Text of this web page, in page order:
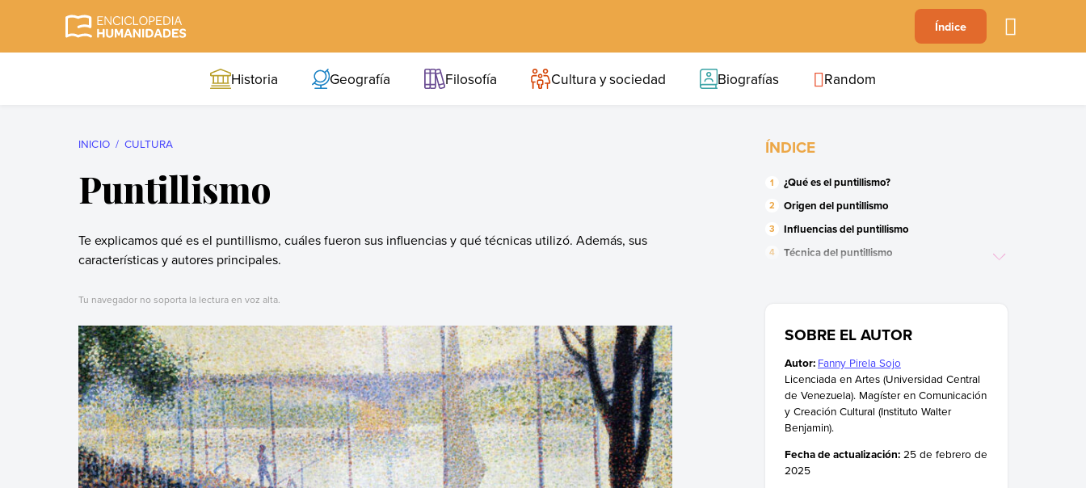
B C F
Índice
Historia Geografía Filosofía Cultura y sociedad Biografías Random
INICIO CULTURA
Puntillismo
Te explicamos qué es el puntillismo, cuáles fueron sus influencias y qué técnicas utilizó. Además, sus
características y autores principales.
Tu navegador no soporta la lectura en voz alta.
ÍNDICE
¿Qué es el puntillismo?
Origen del puntillismo
Influencias del puntillismo
Técnica del puntillismo
SOBRE EL AUTOR
Autor: Fanny Pirela Sojo
Licenciada en Artes (Universidad Central
de Venezuela). Magíster en Comunicación
y Creación Cultural (Instituto Walter
Benjamin).
Fecha de actualización: 25 de febrero de
2025